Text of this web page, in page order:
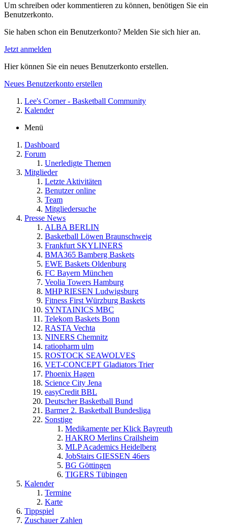
Um schreiben oder kommentieren zu können, benötigen Sie ein
Benutzerkonto.
Sie haben schon ein Benutzerkonto? Melden Sie sich hier an.
Jetzt anmelden
Hier können Sie ein neues Benutzerkonto erstellen.
Neues Benutzerkonto erstellen
Lee's Corner - Basketball Community
Kalender
Menü
Dashboard
Forum
Unerledigte Themen
Mitglieder
Letzte Aktivitäten
Benutzer online
Team
Mitgliedersuche
Presse News
ALBA BERLIN
Basketball Löwen Braunschweig
Frankfurt SKYLINERS
BMA365 Bamberg Baskets
EWE Baskets Oldenburg
FC Bayern München
Veolia Towers Hamburg
MHP RIESEN Ludwigsburg
Fitness First Würzburg Baskets
SYNTAINICS MBC
Telekom Baskets Bonn
RASTA Vechta
NINERS Chemnitz
ratiopharm ulm
ROSTOCK SEAWOLVES
VET-CONCEPT Gladiators Trier
Phoenix Hagen
Science City Jena
easyCredit BBL
Deutscher Basketball Bund
Barmer 2. Basketball Bundesliga
Sonstige
Medikamente per Klick Bayreuth
HAKRO Merlins Crailsheim
MLP Academics Heidelberg
JobStairs GIESSEN 46ers
BG Göttingen
TIGERS Tübingen
Kalender
Termine
Karte
Tippspiel
Zuschauer Zahlen